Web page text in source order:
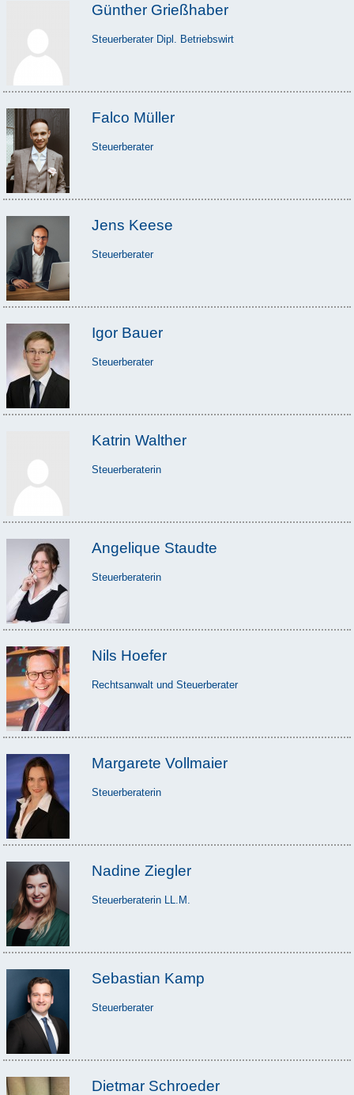
Günther Grießhaber
Steuerberater Dipl. Betriebswirt
Falco Müller
Steuerberater
Jens Keese
Steuerberater
Igor Bauer
Steuerberater
Katrin Walther
Steuerberaterin
Angelique Staudte
Steuerberaterin
Nils Hoefer
Rechtsanwalt und Steuerberater
Margarete Vollmaier
Steuerberaterin
Nadine Ziegler
Steuerberaterin LL.M.
Sebastian Kamp
Steuerberater
Dietmar Schroeder